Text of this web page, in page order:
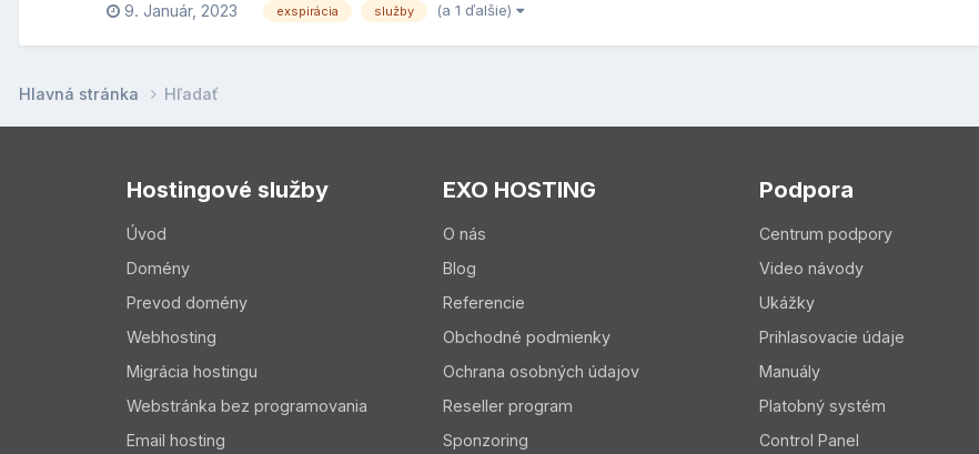
9. Január, 2023 exspirácia služby (a 1 ďalšie)
Hlavná stránka Hľadať
Hostingové služby
Úvod
Domény
Prevod domény
Webhosting
Migrácia hostingu
Webstránka bez programovania
Email hosting
EXO HOSTING
O nás
Blog
Referencie
Obchodné podmienky
Ochrana osobných údajov
Reseller program
Sponzoring
Podpora
Centrum podpory
Video návody
Ukážky
Prihlasovacie údaje
Manuály
Platobný systém
Control Panel